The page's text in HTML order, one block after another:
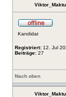
Kandidat
Registriert: 12. Jul
Beiträge: 27
Nach oben